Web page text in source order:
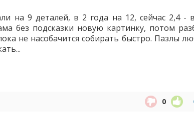
на 9 деталей, в 2 года на 12, сейчас 2,4 -
без подсказки новую картинку, потом
не насобачится собирать быстро. Пазлы
0